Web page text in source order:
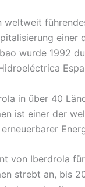
weltweit
einer
wurde 1992
in über 40
ist einer der
erneuerbarer
von Iberdrola
strebt an, bis